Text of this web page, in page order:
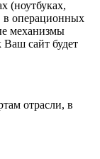
(ноутбуках,
в операционных
механизмы
Ваш сайт будет
отрасли, в